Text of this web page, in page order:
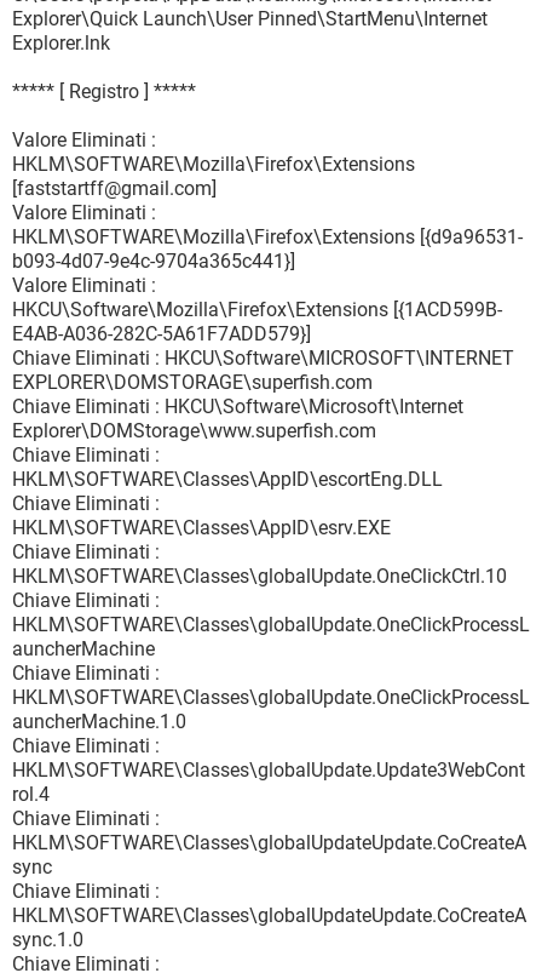
Explorer\Quick Launch\User Pinned\StartMenu\Internet
Explorer.lnk
***** [ Registro ] *****
Valore Eliminati :
HKLM\SOFTWARE\Mozilla\Firefox\Extensions
[faststartff@gmail.com]
Valore Eliminati :
HKLM\SOFTWARE\Mozilla\Firefox\Extensions [{d9a96531-
b093-4d07-9e4c-9704a365c441}]
Valore Eliminati :
HKCU\Software\Mozilla\Firefox\Extensions [{1ACD599B-
E4AB-A036-282C-5A61F7ADD579}]
Chiave Eliminati : HKCU\Software\MICROSOFT\INTERNET
EXPLORER\DOMSTORAGE\superfish.com
Chiave Eliminati : HKCU\Software\Microsoft\Internet
Explorer\DOMStorage\www.superfish.com
Chiave Eliminati :
HKLM\SOFTWARE\Classes\AppID\escortEng.DLL
Chiave Eliminati :
HKLM\SOFTWARE\Classes\AppID\esrv.EXE
Chiave Eliminati :
HKLM\SOFTWARE\Classes\globalUpdate.OneClickCtrl.10
Chiave Eliminati :
HKLM\SOFTWARE\Classes\globalUpdate.OneClickProcessL
auncherMachine
Chiave Eliminati :
HKLM\SOFTWARE\Classes\globalUpdate.OneClickProcessL
auncherMachine.1.0
Chiave Eliminati :
HKLM\SOFTWARE\Classes\globalUpdate.Update3WebCont
rol.4
Chiave Eliminati :
HKLM\SOFTWARE\Classes\globalUpdateUpdate.CoCreateA
sync
Chiave Eliminati :
HKLM\SOFTWARE\Classes\globalUpdateUpdate.CoCreateA
sync.1.0
Chiave Eliminati :